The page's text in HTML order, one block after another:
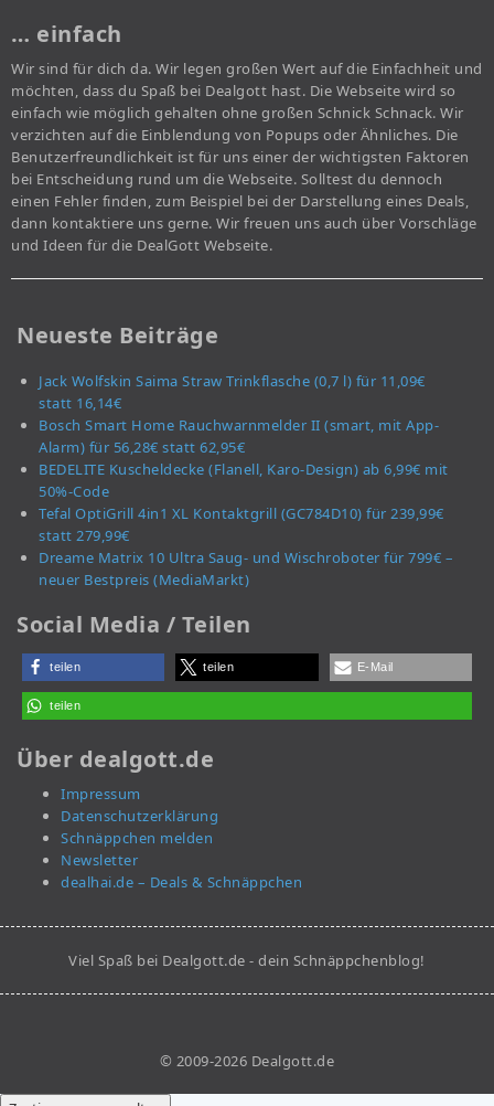
… einfach
Wir sind für dich da. Wir legen großen Wert auf die Einfachheit und
möchten, dass du Spaß bei Dealgott hast. Die Webseite wird so
einfach wie möglich gehalten ohne großen Schnick Schnack. Wir
verzichten auf die Einblendung von Popups oder Ähnliches. Die
Benutzerfreundlichkeit ist für uns einer der wichtigsten Faktoren
bei Entscheidung rund um die Webseite. Solltest du dennoch
einen Fehler finden, zum Beispiel bei der Darstellung eines Deals,
dann kontaktiere uns gerne. Wir freuen uns auch über Vorschläge
und Ideen für die DealGott Webseite.
Neueste Beiträge
Jack Wolfskin Saima Straw Trinkflasche (0,7 l) für 11,09€
statt 16,14€
Bosch Smart Home Rauchwarnmelder II (smart, mit App-
Alarm) für 56,28€ statt 62,95€
BEDELITE Kuscheldecke (Flanell, Karo-Design) ab 6,99€ mit
50%-Code
Tefal OptiGrill 4in1 XL Kontaktgrill (GC784D10) für 239,99€
statt 279,99€
Dreame Matrix 10 Ultra Saug- und Wischroboter für 799€ –
neuer Bestpreis (MediaMarkt)
Social Media / Teilen
teilen teilen E-Mail
teilen
Über dealgott.de
Impressum
Datenschutzerklärung
Schnäppchen melden
Newsletter
dealhai.de – Deals & Schnäppchen
Viel Spaß bei Dealgott.de - dein Schnäppchenblog!
© 2009-2026 Dealgott.de